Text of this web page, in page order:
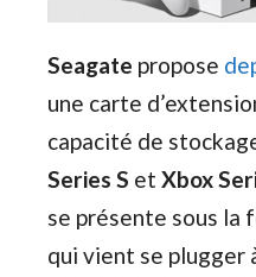
Seagate propose
une carte
capacité de
Series S et Xbox
se présente sous la
qui vient se plugger